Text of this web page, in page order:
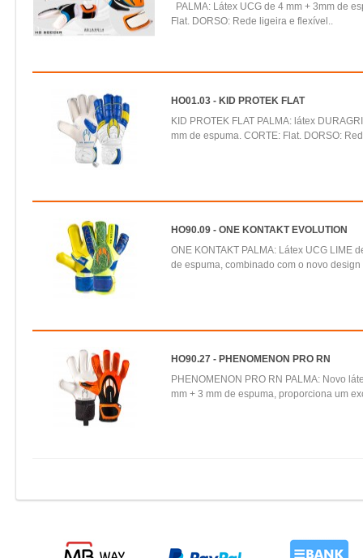
PALMA: Látex UCG de 4 mm + 3mm de
Flat. DORSO: Rede ligeira e flexível..
HO01.03 - KID PROTEK FLAT
KID PROTEK FLAT PALMA: látex
mm de espuma. CORTE: Flat. DORSO:
HO90.09 - ONE KONTAKT EVOLUTION
ONE KONTAKT PALMA: Látex UCG LIME
de espuma, combinado com o novo design
HO90.27 - PHENOMENON PRO RN
PHENOMENON PRO RN PALMA: Novo
mm + 3 mm de espuma, proporciona um